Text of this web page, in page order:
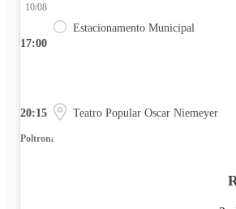
17:00
10/08
Estacionamento Municipal
20:15 Teatro Popular Oscar Niemeyer
Poltrona